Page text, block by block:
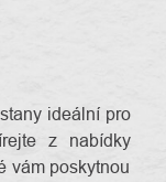
ideální pro
z nabídky
vám poskytnou